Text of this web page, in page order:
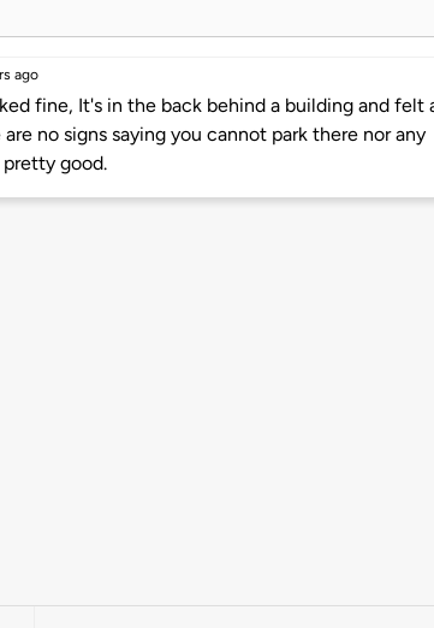
ago
fine, It's in the back behind a building and felt
no signs saying you cannot park there nor any
good.